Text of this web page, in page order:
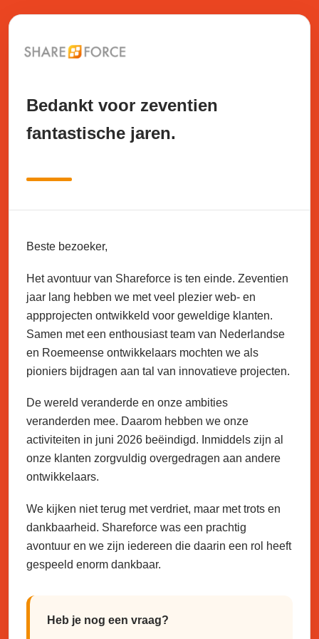
Bedankt voor zeventien
fantastische jaren.
Beste bezoeker,
Het avontuur van Shareforce is ten einde. Zeventien
jaar lang hebben we met veel plezier web- en
appprojecten ontwikkeld voor geweldige klanten.
Samen met een enthousiast team van Nederlandse
en Roemeense ontwikkelaars mochten we als
pioniers bijdragen aan tal van innovatieve projecten.
De wereld veranderde en onze ambities
veranderden mee. Daarom hebben we onze
activiteiten in juni 2026 beëindigd. Inmiddels zijn al
onze klanten zorgvuldig overgedragen aan andere
ontwikkelaars.
We kijken niet terug met verdriet, maar met trots en
dankbaarheid. Shareforce was een prachtig
avontuur en we zijn iedereen die daarin een rol heeft
gespeeld enorm dankbaar.
Heb je nog een vraag?